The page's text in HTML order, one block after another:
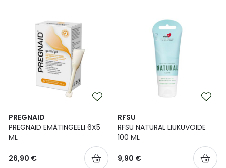
PREGNAID
PREGNAID EMÄTINGEELI 6X5
ML
26,90 €
RFSU
RFSU NATURAL LIUKUVOIDE
100 ML
9,90 €